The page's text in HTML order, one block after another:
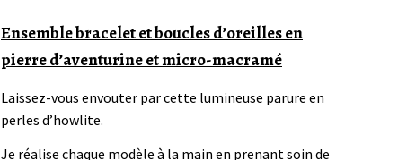
Ensemble bracelet et boucles d’oreilles en
pierre d’aventurine et micro-macramé
Laissez-vous envouter par cette lumineuse parure en
perles d’howlite.
Je réalise chaque modèle à la main en prenant soin de